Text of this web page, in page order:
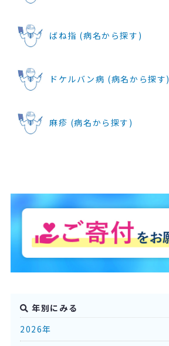
ばね指 (病名から探す)
ドケルバン病 (病名から探す)
麻疹 (病名から探す)
年別にみる
2026年